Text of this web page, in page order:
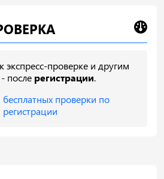
экспресс-проверке и другим
после регистрации.
проверки по
регистрации